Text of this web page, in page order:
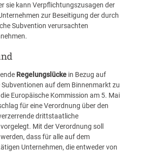
sie kann Verpflichtungszusagen der
zur Beseitigung der durch
Subvention verursachten
Regelungslückein Bezug auf
auf dem Binnenmarkt zu
Europäische Kommission am 5. Mai
für eine Verordnung über den
drittstaatliche
Mit der Verordnung soll
dass für alle auf dem
Unternehmen, die entweder von